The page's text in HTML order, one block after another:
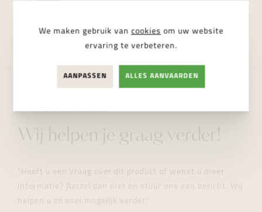
NIET BESCHIKBAAR
STUUR ONS EEN BERICHT
Wij helpen je graag verder!
"Heeft u een vraag over dit product of wenst u meer
informatie? Aarzel dan niet en stuur ons een bericht. Wij
helpen u zo snel mogelijk verder."
We maken gebruik van cookies om uw website
ervaring te verbeteren.
AANPASSEN ALLES AANVAARDEN